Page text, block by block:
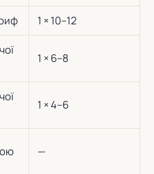
1 × 10–12
1 × 6–8
1 × 4–6
—